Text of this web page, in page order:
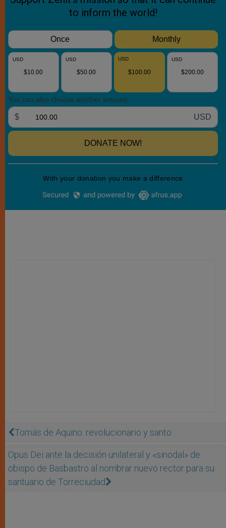
Tomás de Aquino: revolucionario y santo
Opus Dei ante la decisión unilateral y «sinodal» de
obispo de Basbastro al nombrar nuevo rector para su
santuario de Torreciudad